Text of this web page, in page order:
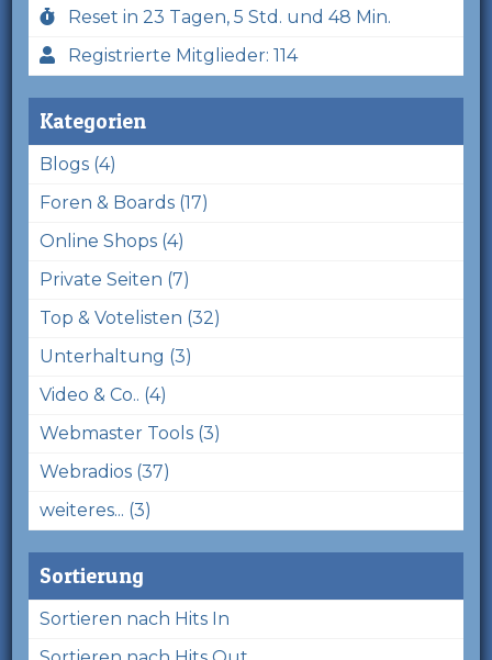
Reset in 23 Tagen, 5 Std. und 48 Min.
Registrierte Mitglieder: 114
Kategorien
Blogs (4)
Foren & Boards (17)
Online Shops (4)
Private Seiten (7)
Top & Votelisten (32)
Unterhaltung (3)
Video & Co.. (4)
Webmaster Tools (3)
Webradios (37)
weiteres... (3)
Sortierung
Sortieren nach Hits In